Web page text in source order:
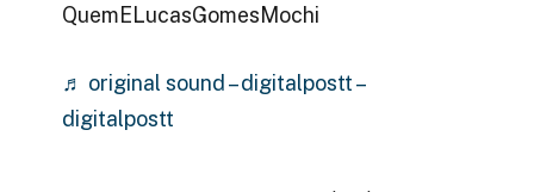
QuemELucasGomesMochi
♬ original sound – digitalpostt –
digitalpostt